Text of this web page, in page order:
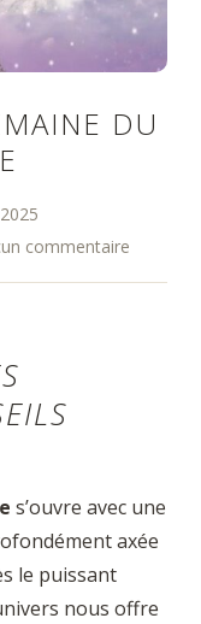
DU
commentaire
s’ouvre avec une
axée
le puissant
nous offre